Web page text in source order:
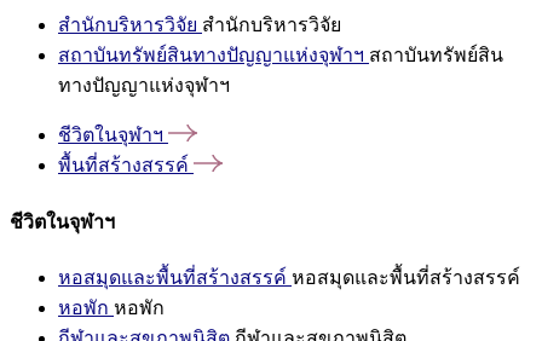
สำนักบริหารวิจัย สำนักบริหารวิจัย
สถาบันทรัพย์สินทางปัญญาแห่งจุฬาฯ สถาบันทรัพย์สิน
ทางปัญญาแห่งจุฬาฯ
ชีวิตในจุฬาฯ
พื้นที่สร้างสรรค์
ชีวิตในจุฬาฯ
หอสมุดและพื้นที่สร้างสรรค์ หอสมุดและพื้นที่สร้างสรรค์
หอพัก หอพัก